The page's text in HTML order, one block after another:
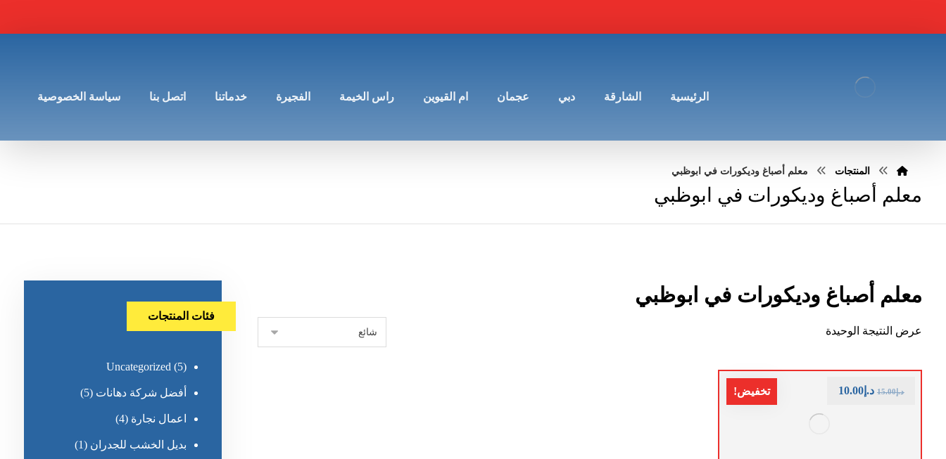
الرئيسية الشارقة دبي عجمان ام القيوين راس الخيمة الفجيرة خدماتنا اتصل بنا سياسة الخصوصية
المنتجات معلم أصباغ وديكورات في ابوظبي
معلم أصباغ وديكورات في ابوظبي
معلم أصباغ وديكورات في ابوظبي
عرض النتيجة الوحيدة
تخفيض! د.إ15.00 د.إ 10.00
فئات المنتجات
Uncategorized (5)
أفضل شركة دهانات (5)
اعمال نجارة (4)
بديل الخشب للجدران (1)